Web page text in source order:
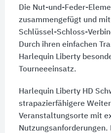
Die Nut-und-Feder-
zusammengefügt und
Schlüssel-Schloss-
Durch ihren einfachen
Harlequin Liberty
Tourneeeinsatz.
Harlequin Liberty HD
strapazierfähigere
Veranstaltungsorte mit
Nutzungsanforderungen.